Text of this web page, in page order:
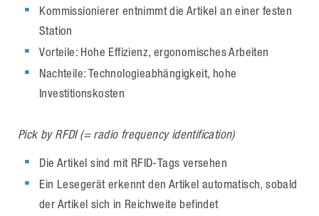
Kommissionierer entnimmt die Artikel an einer festen
Station
Vorteile: Hohe Effizienz, ergonomisches Arbeiten
Nachteile: Technologieabhängigkeit, hohe
Investitionskosten
Pick by RFDI (= radio frequency identification)
Die Artikel sind mit RFID-Tags versehen
Ein Lesegerät erkennt den Artikel automatisch, sobald
der Artikel sich in Reichweite befindet